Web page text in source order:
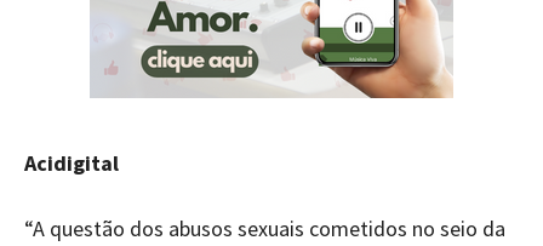
Acidigital
“A questão dos abusos sexuais cometidos no seio da